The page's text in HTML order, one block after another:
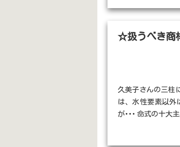
☆扱うべき商
久美子さんの三柱
は、水性要素以外
が･･･ 命式の十大